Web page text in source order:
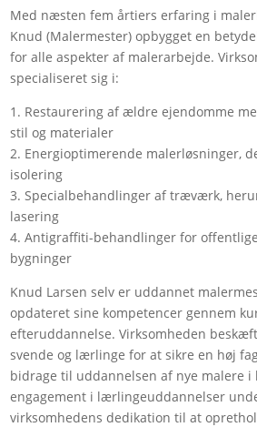
Med næsten fem årtiers erfaring i
Knud (Malermester) opbygget en
for alle aspekter af malerarbejde.
specialiseret sig i:
1. Restaurering af ældre ejendomme
stil og materialer
2. Energioptimerende malerløsninger,
isolering
3. Specialbehandlinger af træværk,
lasering
4. Antigraffiti-behandlinger for
bygninger
Knud Larsen selv er uddannet
opdateret sine kompetencer gennem
efteruddannelse. Virksomheden
svende og lærlinge for at sikre en høj
bidrage til uddannelsen af nye malere i
engagement i lærlingeuddannelser
virksomhedens dedikation til at